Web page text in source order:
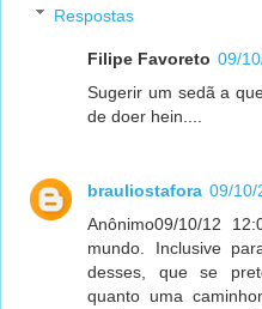
Respostas
Filipe Favoreto 09/
Sugerir um sedã a
de doer hein....
brauliostafora 09/10/
Anônimo09/10/12
mundo. Inclusive
desses, que se
quanto uma